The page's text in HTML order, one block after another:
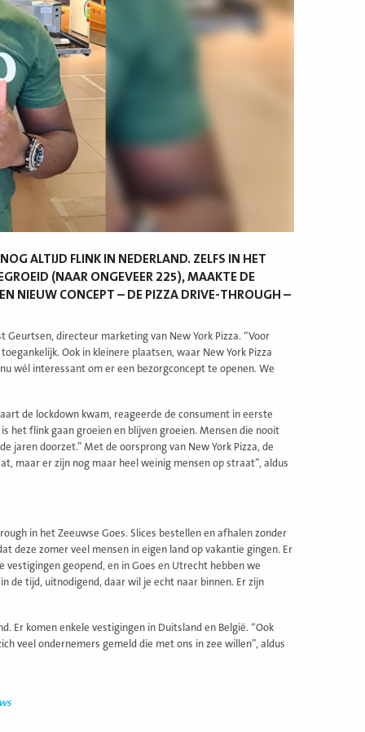
ALTIJD FLINK IN NEDERLAND. ZELFS IN HET
(NAAR ONGEVEER 225), MAAKTE DE
NIEUW CONCEPT – DE PIZZA DRIVE-THROUGH –
directeur marketing van New York Pizza. “Voor
Ook in kleinere plaatsen, waar New York Pizza
wél interessant om er een bezorgconcept te openen. We
de lockdown kwam, reageerde de consument in eerste
het flink gaan groeien en blijven groeien. Mensen die nooit
jaren doorzet.” Met de oorsprong van New York Pizza, de
maar er zijn nog maar heel weinig mensen op straat”, aldus
in het Zeeuwse Goes. Slices bestellen en afhalen zonder
deze zomer veel mensen in eigen land op vakantie gingen. Er
geopend, en in Goes en Utrecht hebben we
de tijd, uitnodigend, daar wil je echt naar binnen. Er zijn
Er komen enkele vestigingen in Duitsland en België. “Ook
veel ondernemers gemeld die met ons in zee willen”, aldus